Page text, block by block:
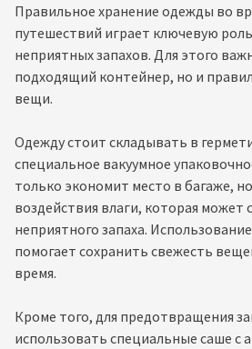
Правильное хранение одежды во
путешествий играет ключевую
неприятных запахов. Для этого
подходящий контейнер, но и
вещи.
Одежду стоит складывать в
специальное вакуумное
только экономит место в багаже,
воздействия влаги, которая может
неприятного запаха.
помогает сохранить свежесть
время.
Кроме того, для предотвращения
использовать специальные саше с